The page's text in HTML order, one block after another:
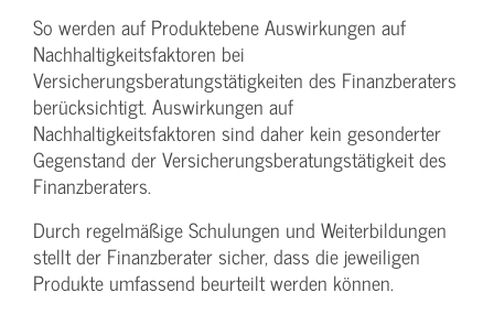
So werden auf Produktebene Auswirkungen auf
Nachhaltigkeitsfaktoren bei
Versicherungsberatungstätigkeiten des Finanzberaters
berücksichtigt. Auswirkungen auf
Nachhaltigkeitsfaktoren sind daher kein gesonderter
Gegenstand der Versicherungsberatungstätigkeit des
Finanzberaters.
Durch regelmäßige Schulungen und Weiterbildungen
stellt der Finanzberater sicher, dass die jeweiligen
Produkte umfassend beurteilt werden können.